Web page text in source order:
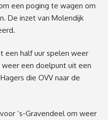
een poging te wagen om
De inzet van Molendijk
een half uur spelen weer
weer een doelpunt uit een
die OVV naar de
’s-Gravendeel om weer